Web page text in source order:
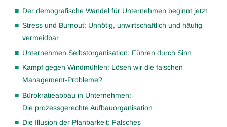
Der demografische Wandel für Unternehmen beginnt jetzt
Stress und Burnout: Unnötig, unwirtschaftlich und häufig
vermeidbar
Unternehmen Selbstorganisation: Führen durch Sinn
Kampf gegen Windmühlen: Lösen wir die falschen
Management-Probleme?
Bürokratieabbau in Unternehmen:
Die prozessgerechte Aufbauorganisation
Die Illusion der Planbarkeit: Falsches